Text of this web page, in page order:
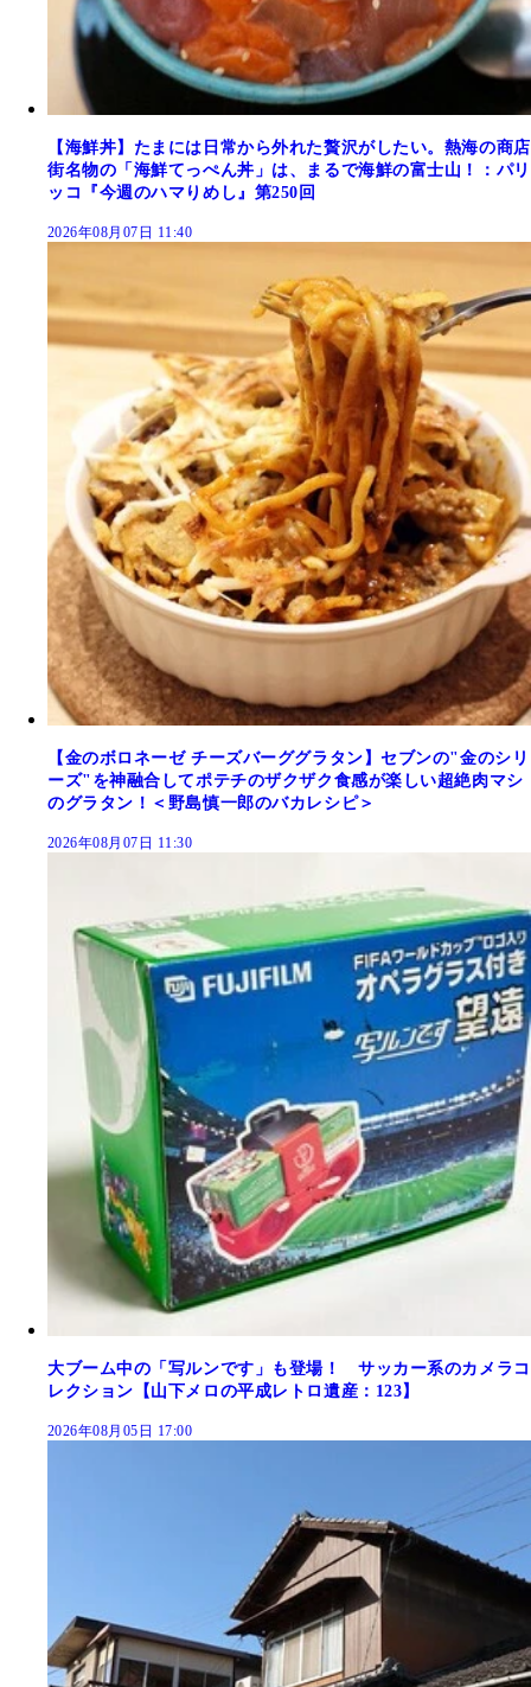
【海鮮丼】たまには日常から外れた贅沢がしたい。熱海の商店
街名物の「海鮮てっぺん丼」は、まるで海鮮の富士山！：パリ
ッコ『今週のハマりめし』第250回
2026年08月07日 11:40
【金のボロネーゼ チーズバーググラタン】セブンの"金のシリ
ーズ"を神融合してポテチのザクザク食感が楽しい超絶肉マシ
のグラタン！＜野島慎一郎のバカレシピ＞
2026年08月07日 11:30
大ブーム中の「写ルンです」も登場！ サッカー系のカメラコ
レクション【山下メロの平成レトロ遺産：123】
2026年08月05日 17:00